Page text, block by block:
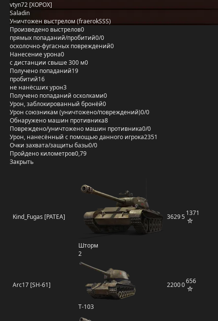
vtyn72 [XOPOX]
Saladin
Уничтожен выстрелом (fraerokSSS)
Произведено выстрелов0
прямых попаданий/пробитий0/0
осколочно-фугасных повреждений0
Нанесение урона0
с дистанции свыше 300 м0
Получено попаданий19
пробитий16
не нанёсших урон3
Получено попаданий осколками0
Урон, заблокированный бронёй0
Урон союзникам (уничтожено/повреждений)0/0
Обнаружено машин противника8
Повреждено/уничтожено машин противника0/0
Урон, нанесённый с помощью данного игрока2351
Очки захвата/защиты базы0/0
Пройдено километров0,79
Закрыть
Kind_Fugas [PATEA]
Шторм
2
362951371
Arc17 [SH-61]
Т-103
22000656